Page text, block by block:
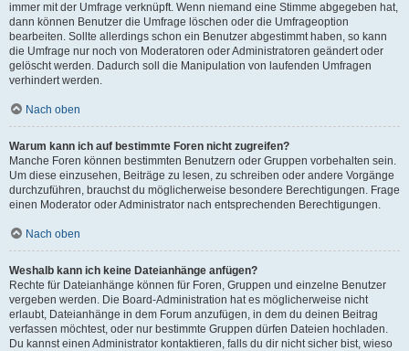
immer mit der Umfrage verknüpft. Wenn niemand eine Stimme abgegeben hat,
dann können Benutzer die Umfrage löschen oder die Umfrageoption
bearbeiten. Sollte allerdings schon ein Benutzer abgestimmt haben, so kann
die Umfrage nur noch von Moderatoren oder Administratoren geändert oder
gelöscht werden. Dadurch soll die Manipulation von laufenden Umfragen
verhindert werden.
Nach oben
Warum kann ich auf bestimmte Foren nicht zugreifen?
Manche Foren können bestimmten Benutzern oder Gruppen vorbehalten sein.
Um diese einzusehen, Beiträge zu lesen, zu schreiben oder andere Vorgänge
durchzuführen, brauchst du möglicherweise besondere Berechtigungen. Frage
einen Moderator oder Administrator nach entsprechenden Berechtigungen.
Nach oben
Weshalb kann ich keine Dateianhänge anfügen?
Rechte für Dateianhänge können für Foren, Gruppen und einzelne Benutzer
vergeben werden. Die Board-Administration hat es möglicherweise nicht
erlaubt, Dateianhänge in dem Forum anzufügen, in dem du deinen Beitrag
verfassen möchtest, oder nur bestimmte Gruppen dürfen Dateien hochladen.
Du kannst einen Administrator kontaktieren, falls du dir nicht sicher bist, wieso